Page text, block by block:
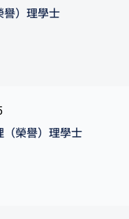
譽）理學士
（榮譽）理學士